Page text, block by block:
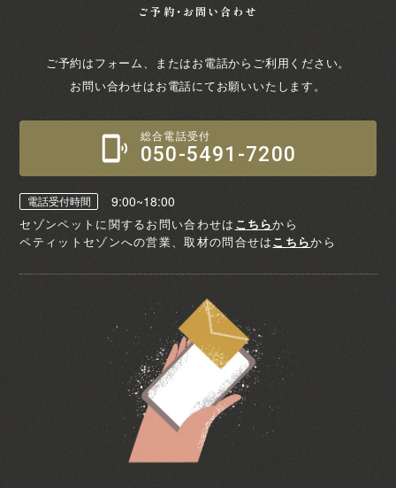
ご予約・お問い合わせ
ご予約はフォーム、またはお電話からご利用ください。
お問い合わせはお電話にてお願いいたします。
総合電話受付
050-5491-7200
電話受付時間 9:00~18:00
セゾンペットに関するお問い合わせは こちらから
ペティットセゾンへの営業、取材の問合せはこちらから